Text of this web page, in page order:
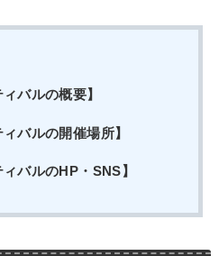
バルの概要】
バルの開催場所】
バルのHP・SNS】